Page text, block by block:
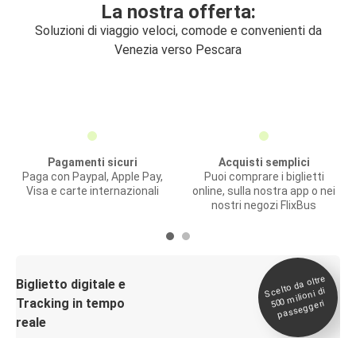
La nostra offerta:
Soluzioni di viaggio veloci, comode e convenienti da
Venezia verso Pescara
Pagamenti sicuri
Paga con Paypal, Apple Pay,
Visa e carte internazionali
Acquisti semplici
Puoi comprare i biglietti
online, sulla nostra app o nei
nostri negozi FlixBus
Biglietto digitale e
Tracking in tempo
reale
Scelto da oltre
500
milioni di
passeggeri